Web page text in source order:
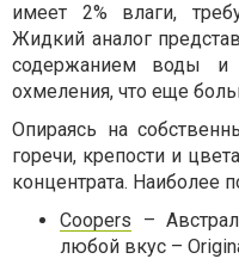
имеет 2% влаги,
Жидкий аналог
содержанием воды и
охмеления, что еще
Опираясь на
горечи, крепости и
концентрата. Наиболее
Coopers –
любой вкус –